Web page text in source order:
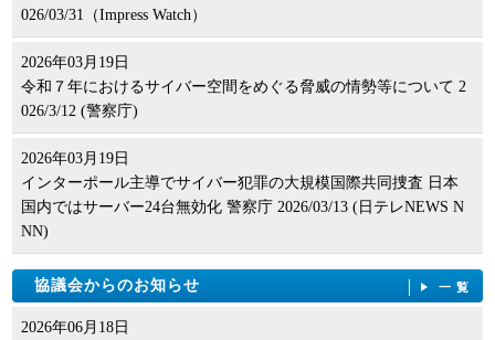
026/03/31（Impress Watch）
2026年03月19日
令和７年におけるサイバー空間をめぐる脅威の情勢等について 2
026/3/12 (警察庁)
2026年03月19日
インターポール主導でサイバー犯罪の大規模国際共同捜査 日本
国内ではサーバー24台無効化 警察庁 2026/03/13 (日テレNEWS N
NN)
協議会からのお知らせ 一覧
2026年06月18日